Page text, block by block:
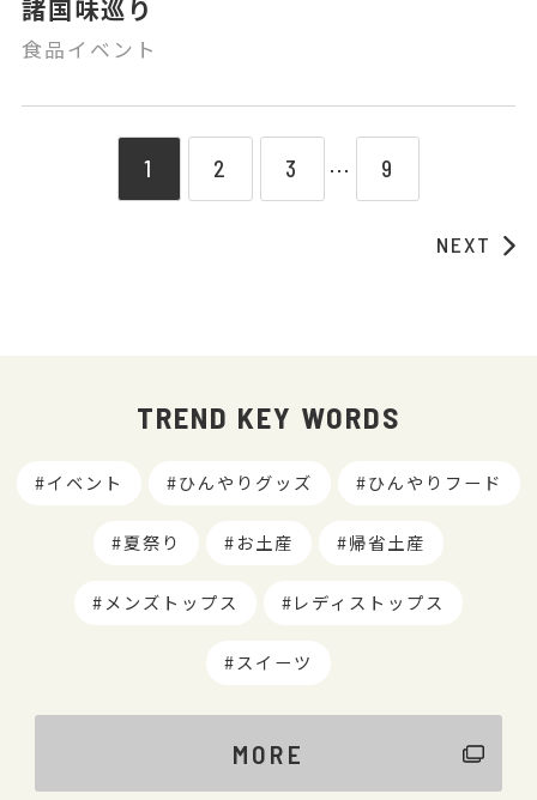
諸国味巡り
食品イベント
1 2 3 ⋯ 9
NEXT
TREND KEY WORDS
イベント ひんやりグッズ ひんやりフード
夏祭り お土産 帰省土産
メンズトップス レディストップス
スイーツ
MORE